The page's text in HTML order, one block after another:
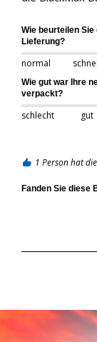
Wie beurteilen Sie
Lieferung?
normal
Wie gut war Ihre
verpackt?
schlecht gut
1 Person hat
Fanden Sie diese